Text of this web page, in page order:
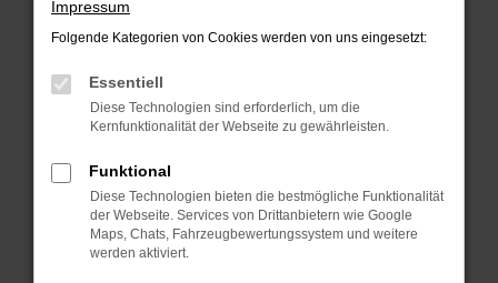
Suchmaschine?
Prüfe deine Browsererweiterungen.
Manche Erweiterungen, wie Werbeblocker,
können das Laden bestimmter Seiten
verhindern. Funktioniert die Seite in einem
Fenster?
Starte dein Gerät neu.
Das kann manchmal helfen, vorübergehende
Probleme zu beheben.
Impressum
Folgende Kategorien von Cookies werden von uns eingesetzt:
Essentiell
Diese Technologien sind erforderlich, um die
Kernfunktionalität der Webseite zu gewährleisten.
Funktional
Diese Technologien bieten die bestmögliche Funktionalität
der Webseite. Services von Drittanbietern wie Google
Maps, Chats, Fahrzeugbewertungssystem und weitere
werden aktiviert.